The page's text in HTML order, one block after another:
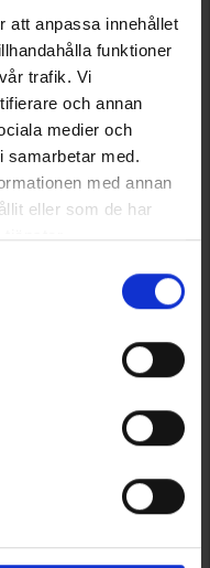
att anpassa innehållet
funktioner
trafik. Vi
och annan
medier och
samarbetar med.
med annan
eller som de har
tjänster.